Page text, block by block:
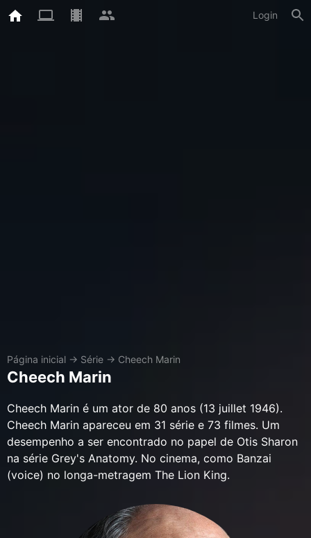
Login
Página inicial → Série → Cheech Marin
Cheech Marin
Cheech Marin é um ator de 80 anos (13 juillet 1946).
Cheech Marin apareceu em 31 série e 73 filmes. Um
desempenho a ser encontrado no papel de Otis Sharon
na série Grey's Anatomy. No cinema, como Banzai
(voice) no longa-metragem The Lion King.